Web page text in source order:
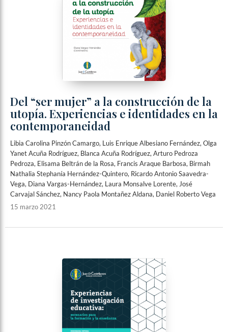
Del “ser mujer” a la construcción de la
utopía. Experiencias e identidades en la
contemporaneidad
Libia Carolina Pinzón Camargo, Luis Enrique Albesiano Fernández, Olga
Yanet Acuña Rodríguez, Blanca Acuña Rodríguez, Arturo Pedroza
Pedroza, Elisama Beltrán de la Rosa, Francis Araque Barbosa, Birmah
Nathalia Stephanía Hernández-Quintero, Ricardo Antonio Saavedra-
Vega, Diana Vargas-Hernández, Laura Monsalve Lorente, José
Carvajal Sánchez, Nancy Paola Montañez Aldana, Daniel Roberto Vega
15 marzo 2021